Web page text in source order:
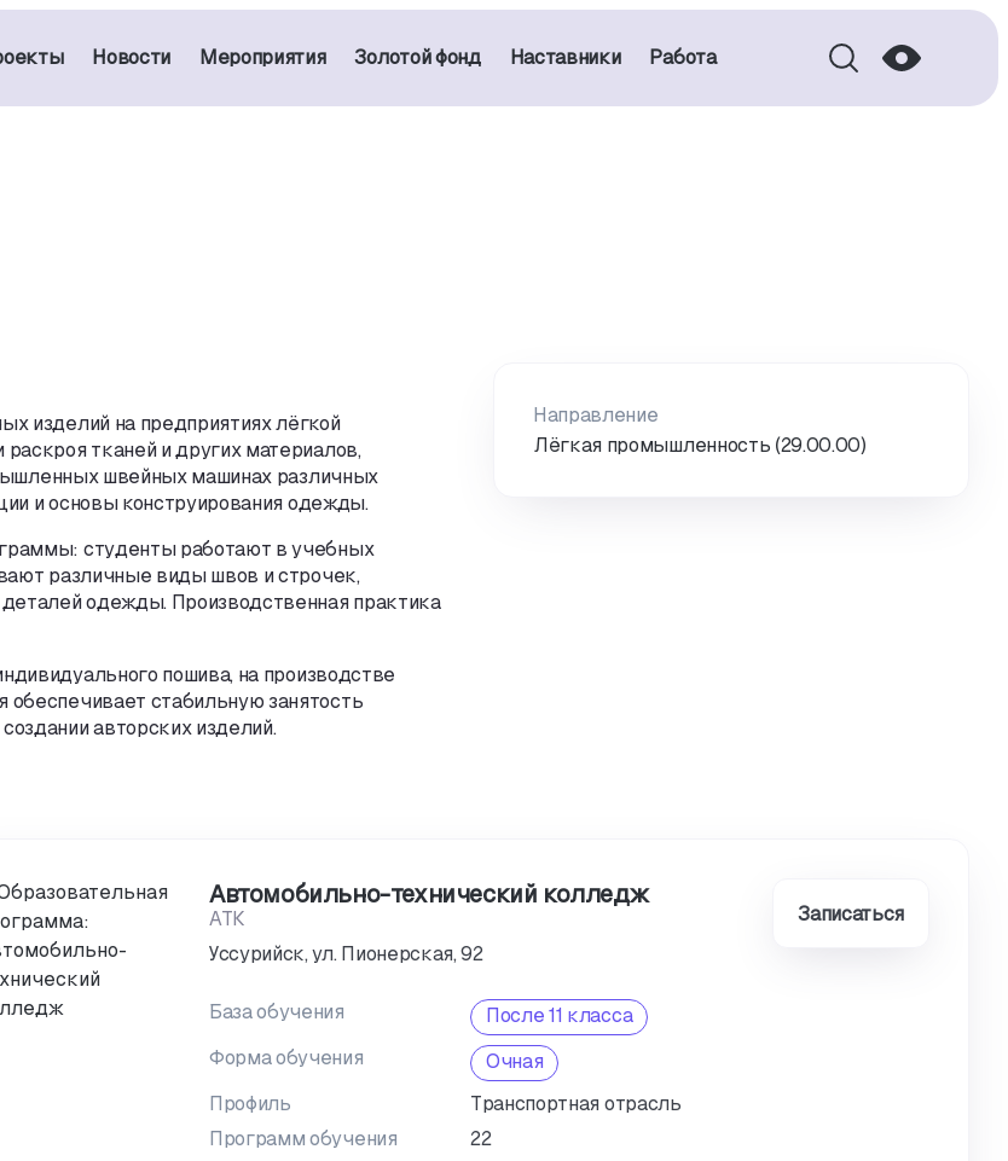
Новости Мероприятия Золотой фонд Наставники Работа
изделий на предприятиях лёгкой
тканей и других материалов,
швейных машинах различных
и основы конструирования одежды.
студенты работают в учебных
различные виды швов и строчек,
одежды. Производственная практика
пошива, на производстве
стабильную занятость
авторских изделий.
Направление
Лёгкая промышленность (29.00.00)
Автомобильно-технический колледж
АТК
Уссурийск, ул. Пионерская, 92
База обучения
После 11 класса
Форма обучения
Очная
Профиль
Транспортная отрасль
Программ обучения
22
Записаться